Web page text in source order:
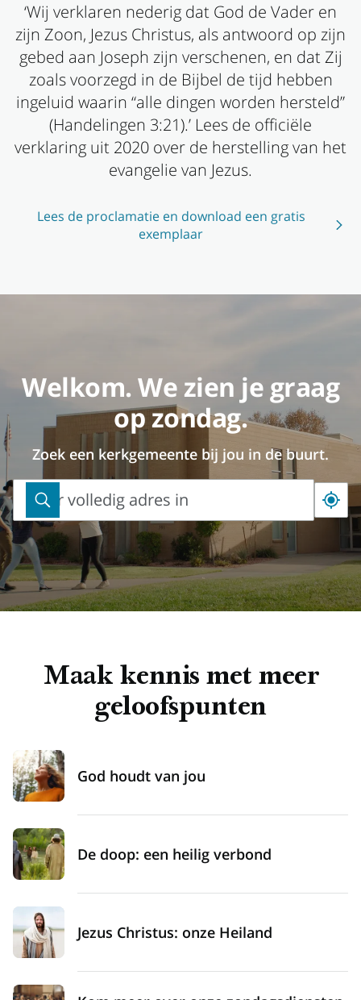
‘Wij verklaren nederig dat God de Vader en
zijn Zoon, Jezus Christus, als antwoord op zijn
gebed aan Joseph zijn verschenen, en dat Zij
zoals voorzegd in de Bijbel de tijd hebben
ingeluid waarin “alle dingen worden hersteld”
(Handelingen 3:21).’ Lees de officiële
verklaring uit 2020 over de herstelling van het
evangelie van Jezus.
Lees de proclamatie en download een gratis
exemplaar
Welkom. We zien je graag
op zondag.
Zoek een kerkgemeente bij jou in de buurt.
Voer volledig adres in
Voer
volledig
adres
in
Maak kennis met meer
geloofspunten
God houdt van jou
De doop: een heilig verbond
Jezus Christus: onze Heiland